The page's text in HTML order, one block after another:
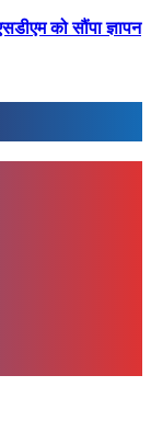
को सौंपा ज्ञापन